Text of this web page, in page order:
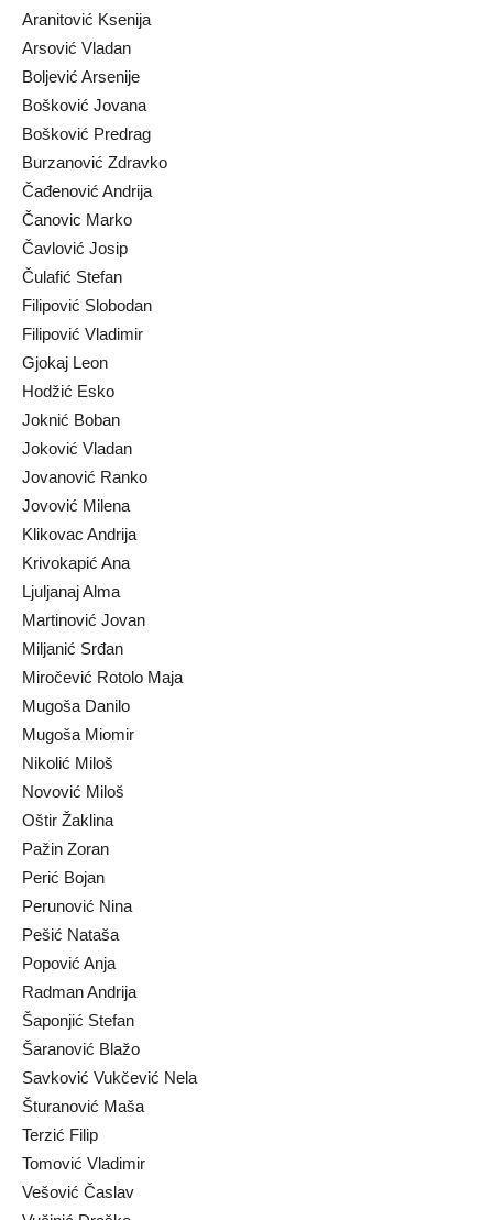
Aranitović Ksenija
Arsović Vladan
Boljević Arsenije
Bošković Jovana
Bošković Predrag
Burzanović Zdravko
Čađenović Andrija
Čanovic Marko
Čavlović Josip
Čulafić Stefan
Filipović Slobodan
Filipović Vladimir
Gjokaj Leon
Hodžić Esko
Joknić Boban
Joković Vladan
Jovanović Ranko
Jovović Milena
Klikovac Andrija
Krivokapić Ana
Ljuljanaj Alma
Martinović Jovan
Miljanić Srđan
Miročević Rotolo Maja
Mugoša Danilo
Mugoša Miomir
Nikolić Miloš
Novović Miloš
Oštir Žaklina
Pažin Zoran
Perić Bojan
Perunović Nina
Pešić Nataša
Popović Anja
Radman Andrija
Šaponjić Stefan
Šaranović Blažo
Savković Vukčević Nela
Šturanović Maša
Terzić Filip
Tomović Vladimir
Vešović Časlav